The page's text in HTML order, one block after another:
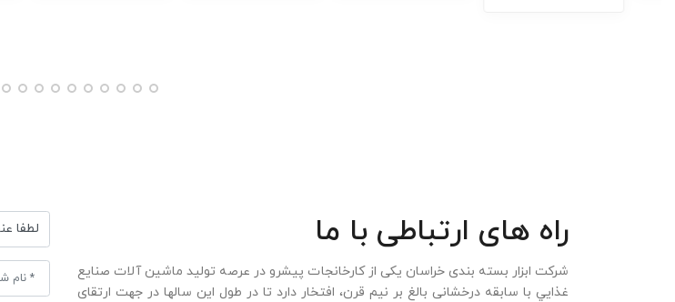
راه های ارتباطی با ما
شرکت ابزار بسته بندی خراسان یکی از کارخانجات پیشرو در عرصه تولید ماشين آلات صنايع
غذايي با سابقه درخشانی بالغ بر نیم قرن، افتخار دارد تا در طول این سالها در جهت ارتقای